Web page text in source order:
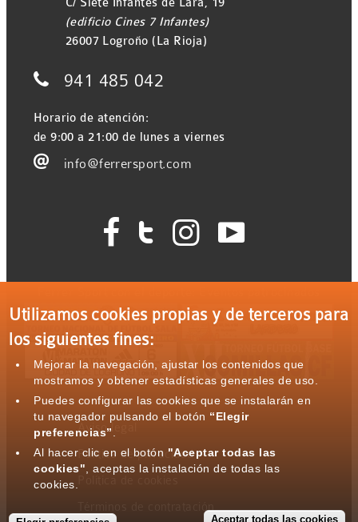
C/ Siete Infantes de Lara, 19
(edificio Cines 7 Infantes)
26007 Logroño (La Rioja)
 941 485 042
Horario de atención:
de 9:00 a 21:00 de lunes a viernes
 info@ferrersport.com
   
Aviso legal
Política de privacidad
Utilizamos cookies propias y de terceros para
los siguientes fines:
Mejorar la navegación, ajustar los contenidos que
mostramos y obtener estadísticas generales de uso.
Puedes configurar las cookies que se instalarán en
tu navegador pulsando el botón “Elegir
preferencias”
Al hacer clic en el botón "Aceptar todas las
cookies" , aceptas la instalación de todas las
cookies.
Aceptar todas las cookies